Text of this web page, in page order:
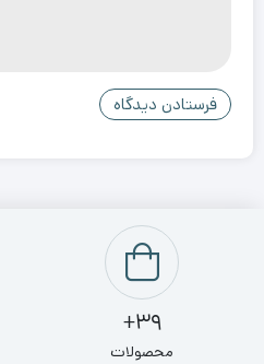
39+
محصولات